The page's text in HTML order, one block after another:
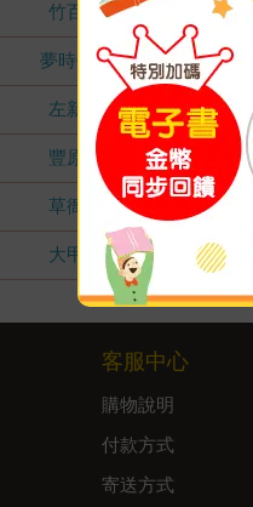
竹百店
夢時代店
左新店
豐原店
草衙店
大甲店
客服中心
購物說明
付款方式
寄送方式